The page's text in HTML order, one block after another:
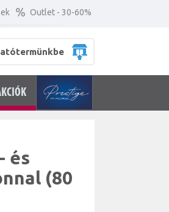
Outlet - 30-60%
és
(80